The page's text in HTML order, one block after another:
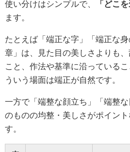
使い分けはシンプルで、 「どこ
ます。
たとえば「端正な字」「端正な
章」は、見た目の美しさよりも
こと、作法や基準に沿っている
ういう場面は端正が自然です。
一方で「端整な顔立ち」「端整
のものの均整・美しさがポイン
す。